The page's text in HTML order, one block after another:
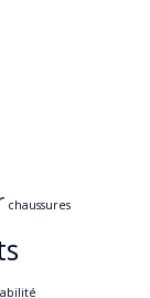
chaussures